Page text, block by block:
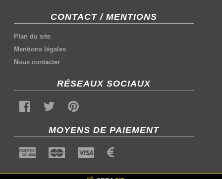
CONTACT / MENTIONS
Plan du site
Mentions légales
Nous contacter
RÉSEAUX SOCIAUX
MOYENS DE PAIEMENT